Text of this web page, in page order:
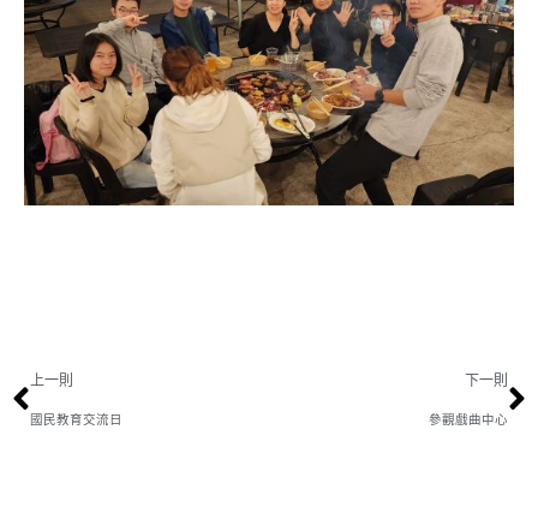
上一則
國民教育交流日
下一則
參觀戲曲中心